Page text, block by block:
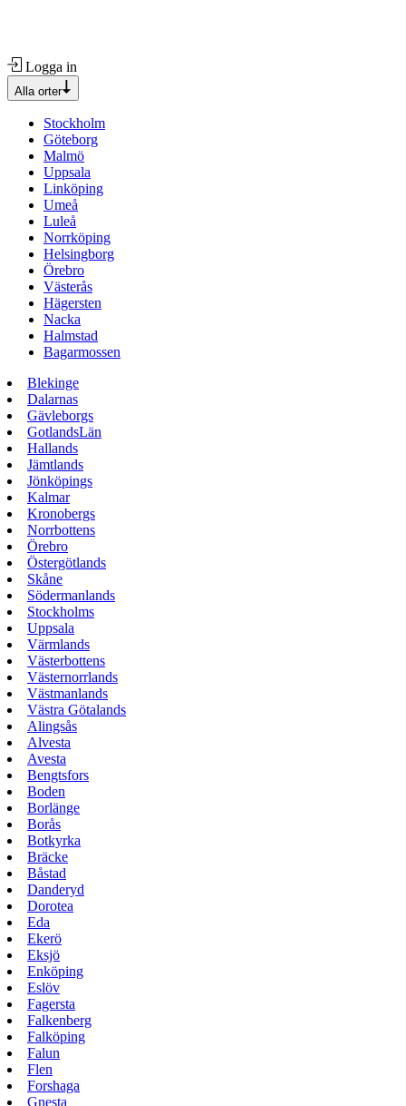
Logga in
Alla orter
Stockholm
Göteborg
Malmö
Uppsala
Linköping
Umeå
Luleå
Norrköping
Helsingborg
Örebro
Västerås
Hägersten
Nacka
Halmstad
Bagarmossen
Blekinge
Dalarnas
Gävleborgs
GotlandsLän
Hallands
Jämtlands
Jönköpings
Kalmar
Kronobergs
Norrbottens
Örebro
Östergötlands
Skåne
Södermanlands
Stockholms
Uppsala
Värmlands
Västerbottens
Västernorrlands
Västmanlands
Västra Götalands
Alingsås
Alvesta
Avesta
Bengtsfors
Boden
Borlänge
Borås
Botkyrka
Bräcke
Båstad
Danderyd
Dorotea
Eda
Ekerö
Eksjö
Enköping
Eslöv
Fagersta
Falkenberg
Falköping
Falun
Flen
Forshaga
Gnesta